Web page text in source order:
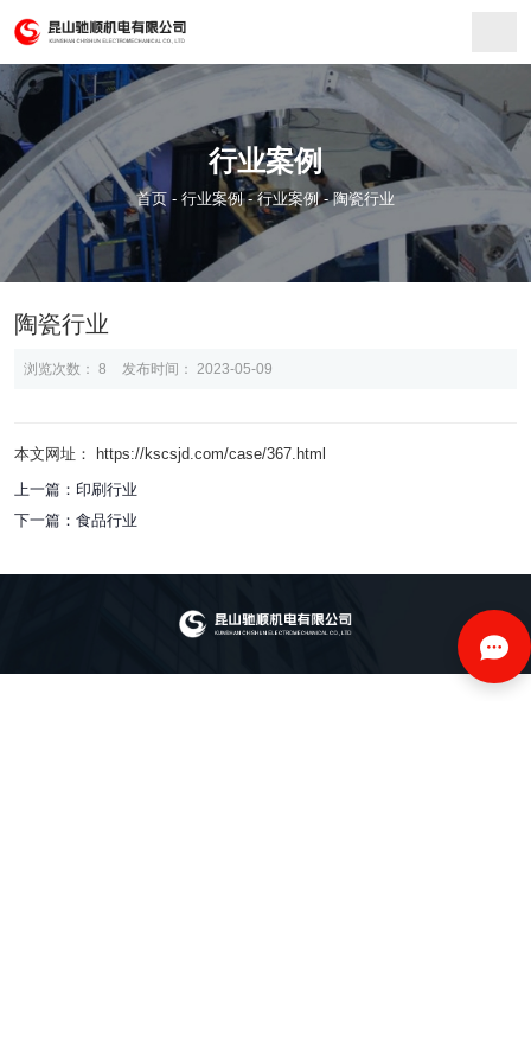
行业案例
首页 - 行业案例 -行业案例 -陶瓷行业
陶瓷行业
浏览次数： 8 发布时间： 2023-05-09
本文网址： https://kscsjd.com/case/367.html
上一篇： 印刷行业
下一篇： 食品行业